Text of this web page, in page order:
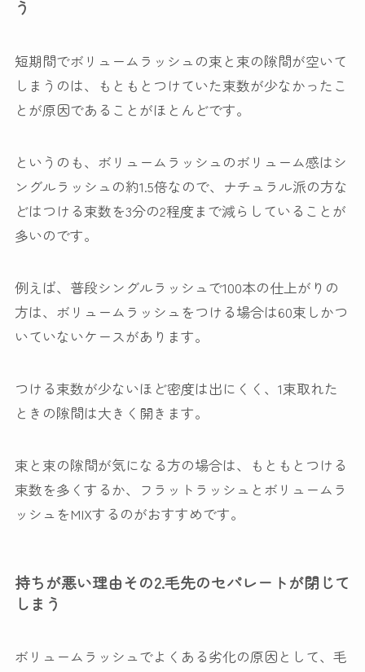
う
短期間でボリュームラッシュの束と束の隙間が空いて
しまうのは、もともとつけていた束数が少なかったこ
とが原因であることがほとんどです。
というのも、ボリュームラッシュのボリューム感はシ
ングルラッシュの約1.5倍なので、ナチュラル派の方な
どはつける束数を3分の2程度まで減らしていることが
多いのです。
例えば、普段シングルラッシュで100本の仕上がりの
方は、ボリュームラッシュをつける場合は60束しかつ
いていないケースがあります。
つける束数が少ないほど密度は出にくく、1束取れた
ときの隙間は大きく開きます。
束と束の隙間が気になる方の場合は、もともとつける
束数を多くするか、フラットラッシュとボリュームラ
ッシュをMIXするのがおすすめです。
持ちが悪い理由その2.毛先のセパレートが閉じて
しまう
ボリュームラッシュでよくある劣化の原因として、毛